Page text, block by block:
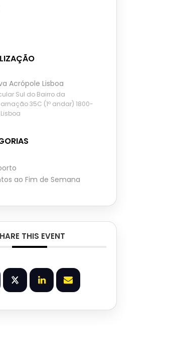
Acrópole Lisboa
Sul do Bairro da
35C (1º andar) 1800-
Lisboa
ao Fim de Semana
THIS EVENT